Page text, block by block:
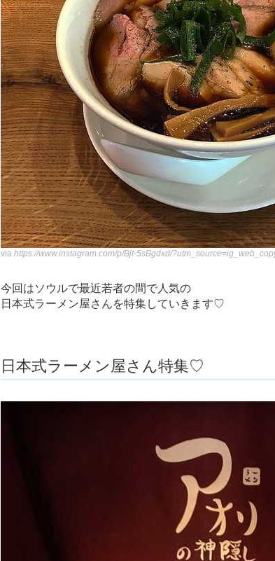
via https://www.instagram.com/p/Bjt-5sBgdxd/
今回はソウルで最近若者の間で人気の
日本式ラーメン屋さんを特集していきます♡
日本式ラーメン屋さん特集♡